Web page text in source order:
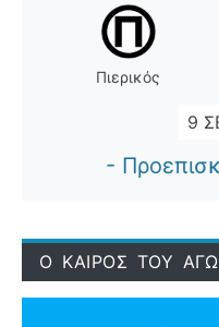
Πιερικός
9
-
Ο ΚΑΙΡΟΣ ΤΟΥ